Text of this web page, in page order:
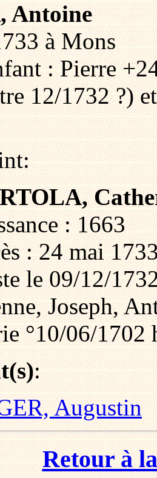
Antoine
à Mons
: Pierre
12/1732 ?)
: 1663
: 24 mai
le 09/12/
Joseph,
°10/06/1702
:
Augustin
Retour à